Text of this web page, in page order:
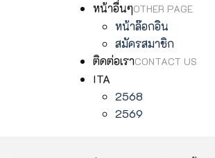
หน้าอื่นๆOTHER PAGE
หน้าล๊อกอิน
สมัครสมาชิก
ติดต่อเราCONTACT US
ITA
2568
2569